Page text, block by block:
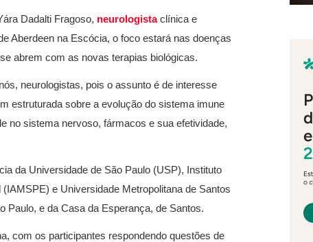
Dadalti Fragoso, neurologistaclínica e
Aberdeen na Escócia, o foco estará nas doenças
abrem com as novas terapias biológicas.
neurologistas, pois o assunto é de interesse
estruturada sobre a evolução do sistema imune
no sistema nervoso, fármacos e sua efetividade,
da Universidade de São Paulo (USP), Instituto
e Universidade Metropolitana de Santos
Paulo, e da Casa da Esperança, de Santos.
com os participantes respondendo questões de